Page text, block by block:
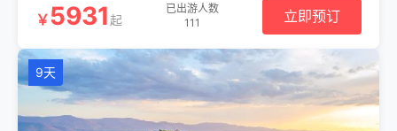
￥5931起
已出游人数
111
立即预订
9天